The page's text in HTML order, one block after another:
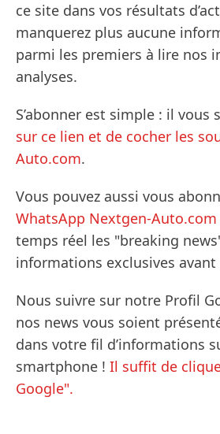
ce site dans vos résultats
manquerez plus aucune
parmi les premiers à lire nos
analyses.
S’abonner est simple : il vous
sur ce lien et de cocher les
Auto.com.
Vous pouvez aussi vous
WhatsApp Nextgen-Auto.com
temps réel les "breaking
informations exclusives
Nous suivre sur notre Profil
nos news vous soient
dans votre fil d’informations
smartphone ! Il suffit de
Google".